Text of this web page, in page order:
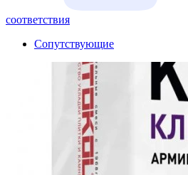
соответствия
Сопутствующие